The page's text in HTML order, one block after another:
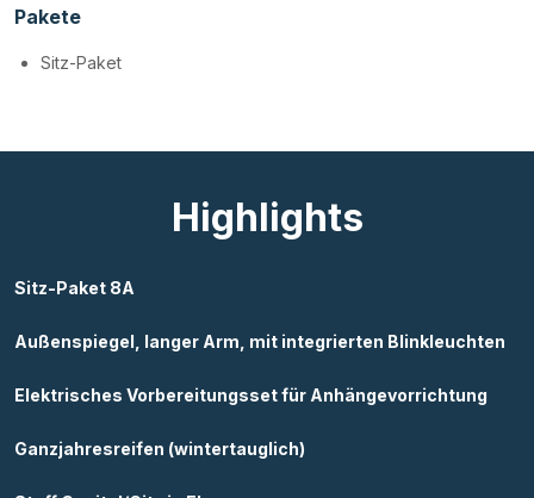
Pakete
Sitz-Paket
Highlights
Sitz-Paket 8A
Außenspiegel, langer Arm, mit integrierten Blinkleuchten
Elektrisches Vorbereitungsset für Anhängevorrichtung
Ganzjahresreifen (wintertauglich)